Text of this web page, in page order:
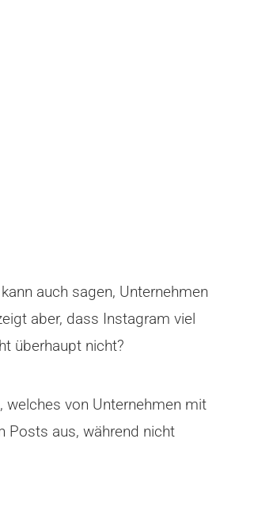
auch sagen, Unternehmen
aber, dass Instagram viel
überhaupt nicht?
von Unternehmen mit
Posts aus, während nicht